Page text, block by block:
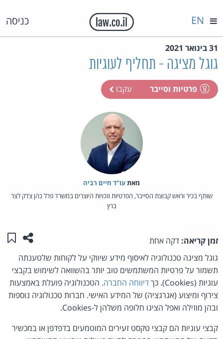
כניסה EN
31 בינואר 2021
גוגל מציגה - תחליף לעוגיות
פרטיות וסייבר עקבו
מאת‏עו"ד חיים רביה
שותף בכיר וראש קבוצת הסייבר, הפרטיות וזכויות היוצרים במשרד פרל כהן צדק לצר
ברץ
זמן קריאה: דקה אחת שתפו
גוגל מציגה טכנולוגיה לאיסוף מידע שיווקי על לקוחות שלטענתה
תשמור על פרטיות המשתמשים טוב יותר בהשוואה לשימוש בקבצי
עוגיות (Cookies). כך
דיווחה החברה. הטכנולוגיה פועלת באמצעות
צירוף ומיצוע (אגרגציה) של המידע האישי. חברות טכנולוגיה נוספות
ובהן מוזילה ואפל הציגו חלופה משלהן ל-Cookies.
קבצי עוגיות הם קבצי טקסט זעירים המוטמעים בדפדפן או במכשיר